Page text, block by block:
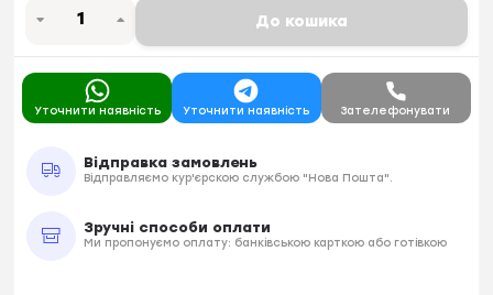
До кошика
Уточнити наявність Уточнити наявність Зателефонувати
Відправка замовлень
Відправляємо кур'єрскою службою "Нова Пошта".
Зручні способи оплати
Ми пропонуємо оплату: банківською карткою або готівкою